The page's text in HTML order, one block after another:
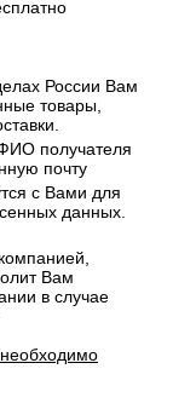
России Вам
товары,
получателя
почту
с Вами для
данных.
Вам
в случае